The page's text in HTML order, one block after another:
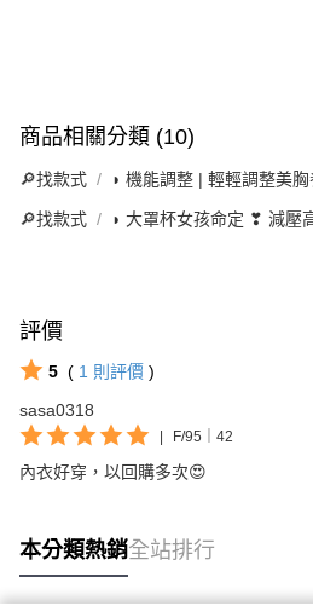
商品相關分類 (10)
🔎找款式 ◗ 機能調整 | 輕輕調整美
🔎找款式 ◗ 大罩杯女孩命定 ❣ 減壓
評價
5 ( 1 則評價 )
sasa0318
F/95｜42
內衣好穿，以回購多次😍
本分類熱銷全站排行